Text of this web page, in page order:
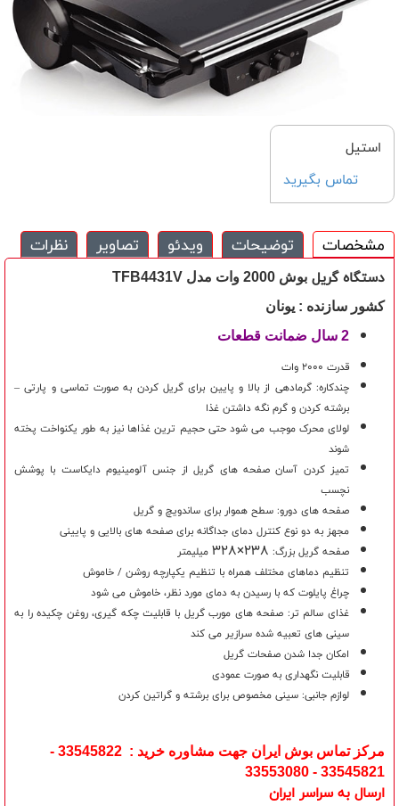
استیل
تماس بگیرید
مشخصات توضیحات ویدئو تصاویر نظرات
دستگاه گریل بوش 2000 وات مدل TFB4431V
کشور سازنده : یونان
2 سال ضمانت قطعات
قدرت 2000 وات
چندکاره: گرمادهی از بالا و پایین برای گریل کردن به صورت تماسی و پارتی –
برشته کردن و گرم نگه داشتن غذا
لولای محرک موجب می شود حتی حجیم ترین غذاها نیز به طور یکنواخت پخته
شوند
تمیز کردن آسان صفحه های گریل از جنس آلومینیوم دایکاست با پوشش
نچسب
صفحه های دورو: سطح هموار برای ساندویچ و گریل
مجهز به دو نوع کنترل دمای جداگانه برای صفحه های بالایی و پایینی
صفحه گریل بزرگ: 328×238 میلیمتر
تنظیم دماهای مختلف همراه با تنظیم یکپارچه روشن / خاموش
چراغ پایلوت که با رسیدن به دمای مورد نظر، خاموش می شود
غذای سالم تر: صفحه های مورب گریل با قابلیت چکه گیری، روغن چکیده را به
سینی های تعبیه شده سرازیر می کند
امکان جدا شدن صفحات گریل
قابلیت نگهداری به صورت عمودی
لوازم جانبی: سینی مخصوص برای برشته و گراتین کردن
مرکز تماس بوش ایران جهت مشاوره خرید : 33545822 -
33545821 - 33553080
ارسال به سراسر ایران